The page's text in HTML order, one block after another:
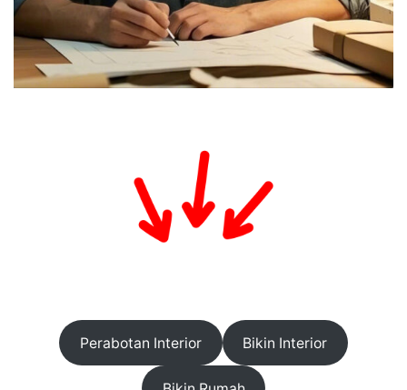
Perabotan Interior Bikin Interior